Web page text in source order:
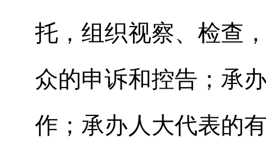
托，组织视察、检查
众的申诉和控告；承
作；承办人大代表的